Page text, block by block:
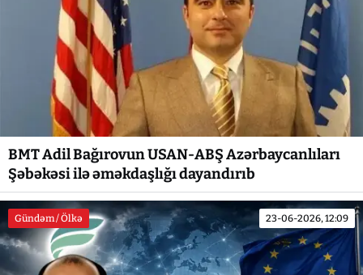
BMT Adil Bağırovun USAN-ABŞ Azərbaycanlıları
Şəbəkəsi ilə əməkdaşlığı dayandırıb
Gündəm / Ölkə 23-06-2026, 12:09